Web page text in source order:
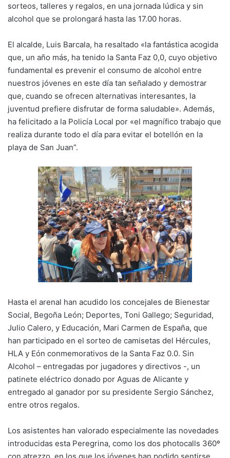
sorteos, talleres y regalos, en una jornada lúdica y sin
alcohol que se prolongará hasta las 17.00 horas.
El alcalde, Luis Barcala, ha resaltado «la fantástica acogida
que, un año más, ha tenido la Santa Faz 0,0, cuyo objetivo
fundamental es prevenir el consumo de alcohol entre
nuestros jóvenes en este día tan señalado y demostrar
que, cuando se ofrecen alternativas interesantes, la
juventud prefiere disfrutar de forma saludable». Además,
ha felicitado a la Policía Local por «el magnífico trabajo que
realiza durante todo el día para evitar el botellón en la
playa de San Juan”.
Hasta el arenal han acudido los concejales de Bienestar
Social, Begoña León; Deportes, Toni Gallego; Seguridad,
Julio Calero, y Educación, Mari Carmen de España, que
han participado en el sorteo de camisetas del Hércules,
HLA y Eón conmemorativos de la Santa Faz 0.0. Sin
Alcohol – entregadas por jugadores y directivos -, un
patinete eléctrico donado por Aguas de Alicante y
entregado al ganador por su presidente Sergio Sánchez,
entre otros regalos.
Los asistentes han valorado especialmente las novedades
introducidas esta Peregrina, como los dos photocalls 360º